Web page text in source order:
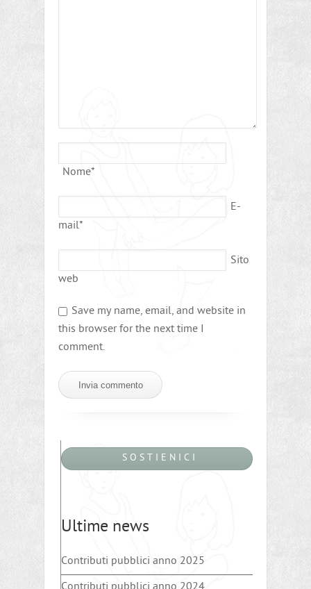
Nome*
E-
mail*
Sito
web
Save my name, email, and website in
this browser for the next time I
comment.
S O S T I E N I C I
Ultime news
Contributi pubblici anno 2025